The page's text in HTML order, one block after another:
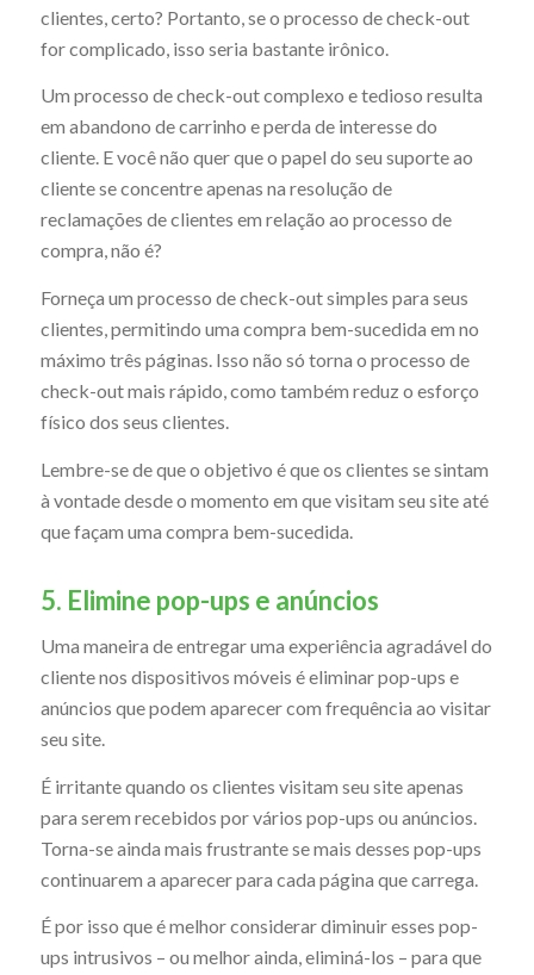
clientes, certo? Portanto, se o processo de check-out
for complicado, isso seria bastante irônico.
Um processo de check-out complexo e tedioso resulta
em abandono de carrinho e perda de interesse do
cliente. E você não quer que o papel do seu suporte ao
cliente se concentre apenas na resolução de
reclamações de clientes em relação ao processo de
compra, não é?
Forneça um processo de check-out simples para seus
clientes, permitindo uma compra bem-sucedida em no
máximo três páginas. Isso não só torna o processo de
check-out mais rápido, como também reduz o esforço
físico dos seus clientes.
Lembre-se de que o objetivo é que os clientes se sintam
à vontade desde o momento em que visitam seu site até
que façam uma compra bem-sucedida.
5. Elimine pop-ups e anúncios
Uma maneira de entregar uma experiência agradável do
cliente nos dispositivos móveis é eliminar pop-ups e
anúncios que podem aparecer com frequência ao visitar
seu site.
É irritante quando os clientes visitam seu site apenas
para serem recebidos por vários pop-ups ou anúncios.
Torna-se ainda mais frustrante se mais desses pop-ups
continuarem a aparecer para cada página que carrega.
É por isso que é melhor considerar diminuir esses pop-
ups intrusivos – ou melhor ainda, eliminá-los – para que